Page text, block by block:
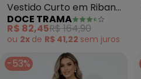
Vestido Curto em Ribana
com Caimento Slim
(Azul)
DOCE TRAMA
R$ 82,45R$ 164,90
ou 2x de R$ 41,22 sem juros
-53%